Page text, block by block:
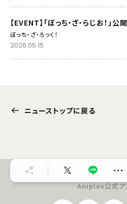
【EVENT】「ぼっち・ざ・らじお！」
ぼっち・ざ・ろっく！
2026.05.15
ニューストップに戻る
…
Aniplex公式ア